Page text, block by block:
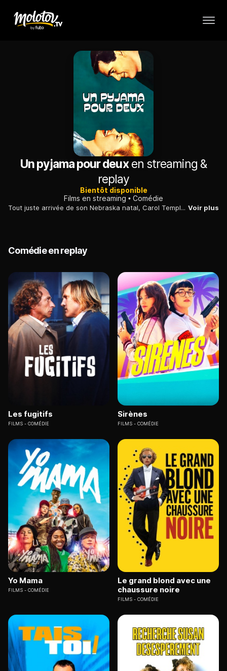
Un pyjama pour deuxen streaming &
replay
Bientôt disponible
Films en streaming
Comédie
Tout juste arrivée de son Nebraska natal, Carol Templeton, une jeune femme honnête et dynamique qui vient d'intégrer l'agence Brackett, espère bien se faire un nom dans la publicité. Voir plus
Comédie en replay
Les fugitifs
FILMS COMÉDIE
Sirènes
FILMS COMÉDIE
Yo Mama
FILMS COMÉDIE
Le grand blond avec une
chaussure noire
FILMS COMÉDIE